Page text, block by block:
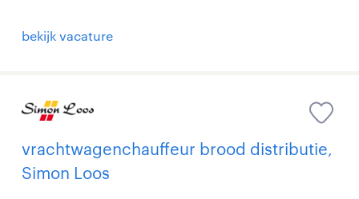
bekijk vacature
vrachtwagenchauffeur brood distributie,
Simon Loos